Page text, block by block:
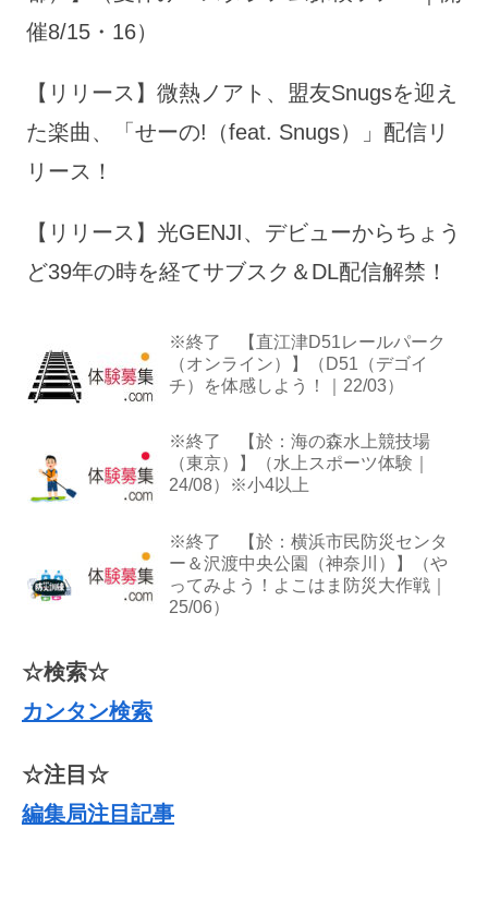
催8/15・16）
【リリース】微熱ノアト、盟友Snugsを迎え
た楽曲、「せーの!（feat. Snugs）」配信リ
リース！
【リリース】光GENJI、デビューからちょう
ど39年の時を経てサブスク＆DL配信解禁！
※終了 【直江津D51レールパーク
（オンライン）】（D51（デゴイ
チ）を体感しよう！｜22/03）
※終了 【於：海の森水上競技場
（東京）】（水上スポーツ体験｜
24/08）※小4以上
※終了 【於：横浜市民防災センタ
ー＆沢渡中央公園（神奈川）】（や
ってみよう！よこはま防災大作戦｜
25/06）
☆検索☆
カンタン検索
☆注目☆
編集局注目記事